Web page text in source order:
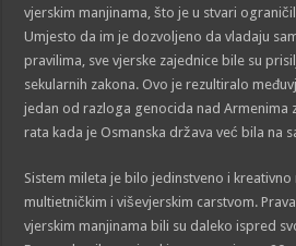
vjerskim manjinama, što je u stvari
Umjesto da im je dozvoljeno da vladaju
pravilima, sve vjerske zajednice bile su
sekularnih zakona. Ovo je rezultiralo
jedan od razloga genocida nad Armenima
rata kada je Osmanska država već bila na
Sistem mileta je bilo jedinstveno i
multietničkim i viševjerskim carstvom.
vjerskim manjinama bili su daleko ispred